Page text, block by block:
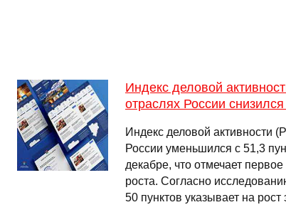
Индекс деловой
отраслях России
Индекс деловой активности
России уменьшился с 51,3
декабре, что отмечает
роста. Согласно
50 пунктов указывает на